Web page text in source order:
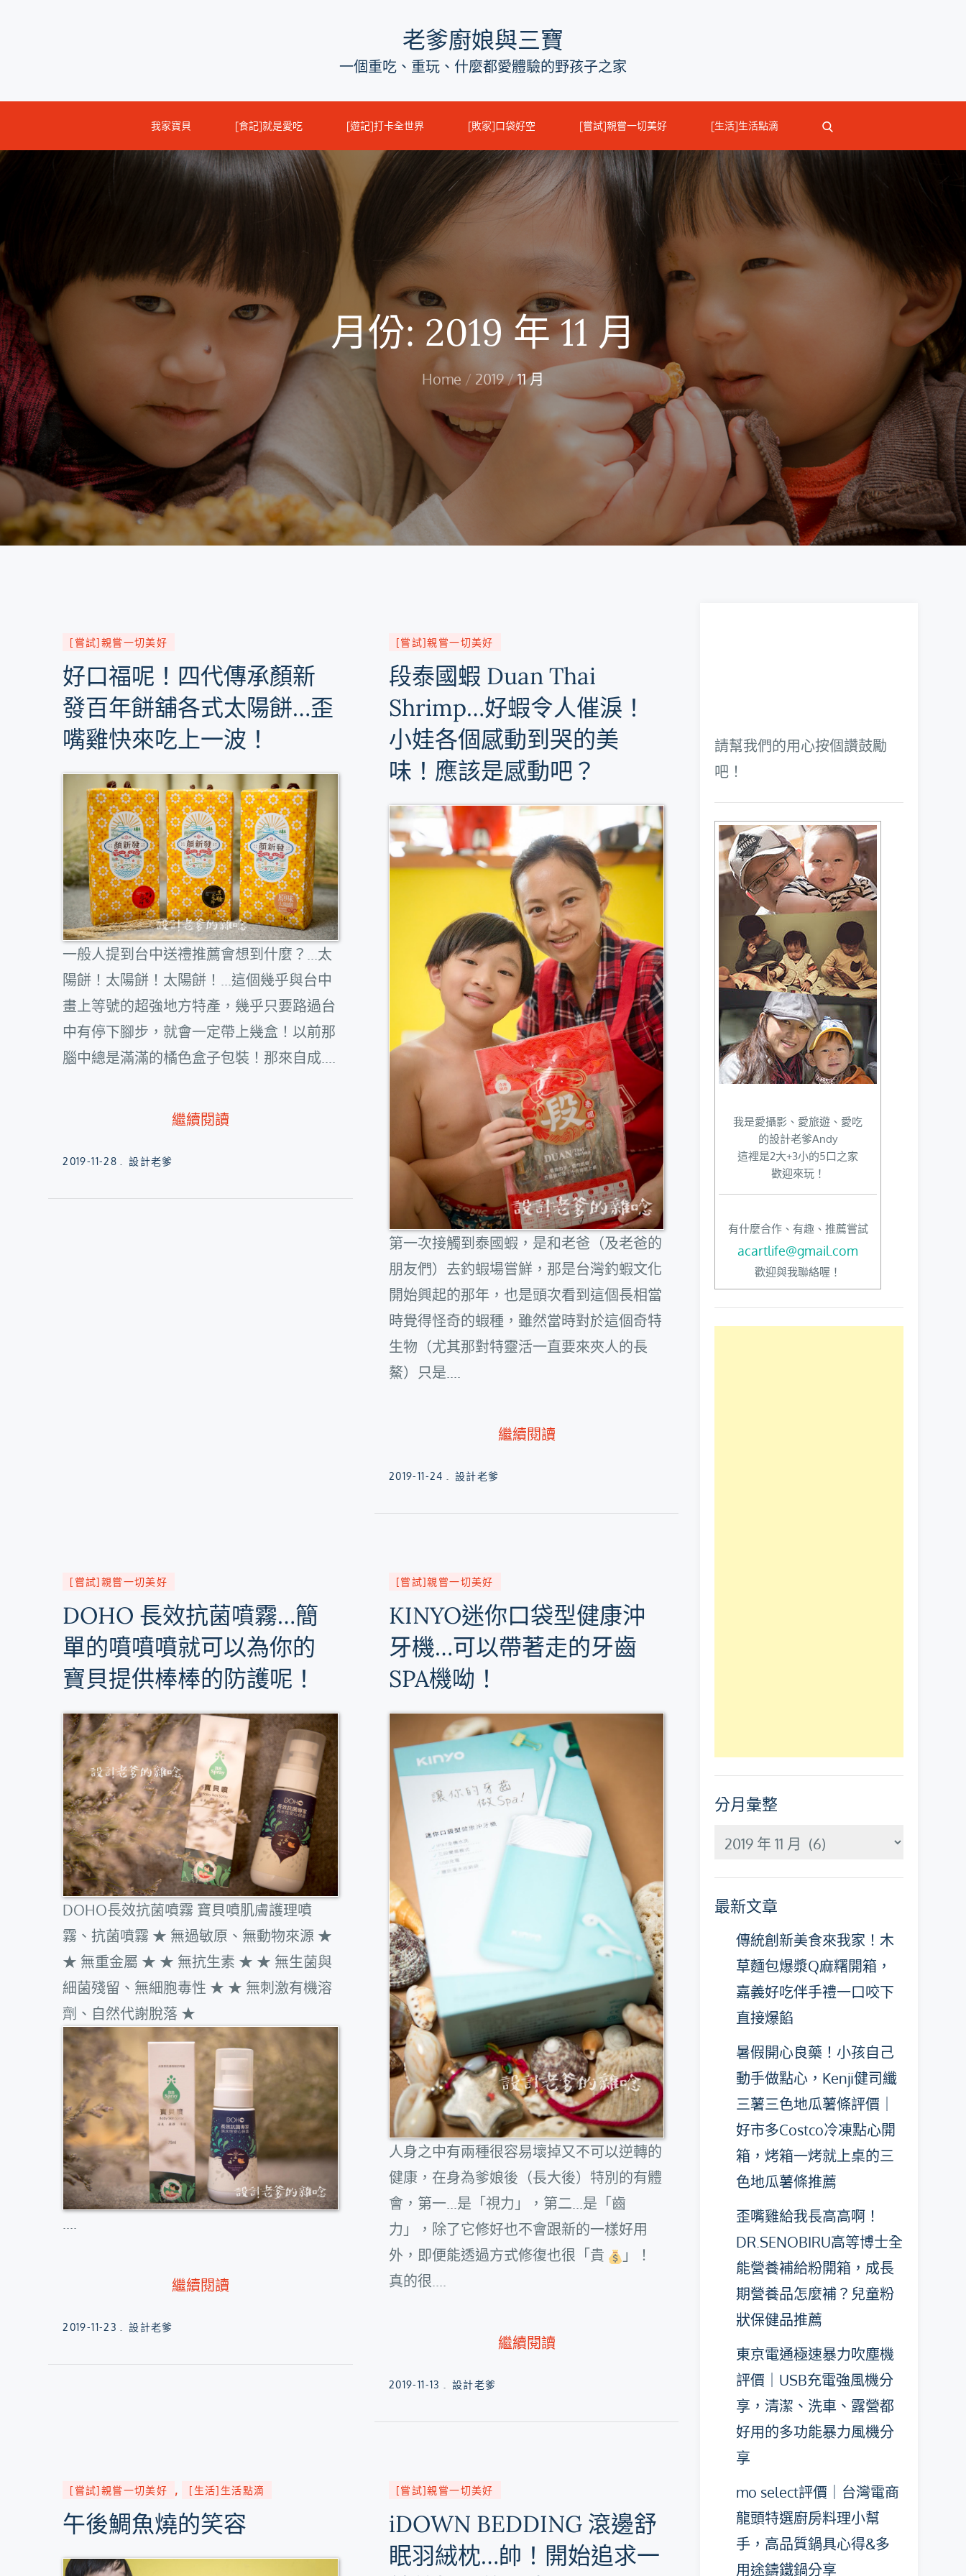
老爹廚娘與三寶
一個重吃、重玩、什麼都愛體驗的野孩子之家
我家寶貝 [食記]就是愛吃 [遊記]打卡全世界 [敗家]口袋好空 [嘗試]親嘗一切美好 [生活]生活點滴
月份: 2019 年 11 月
Home 2019 11 月
[嘗試]親嘗一切美好
好口福呢！四代傳承顏新
發百年餅舖各式太陽餅…歪
嘴雞快來吃上一波！
一般人提到台中送禮推薦會想到什麼？...太
陽餅！太陽餅！太陽餅！...這個幾乎與台中
畫上等號的超強地方特產，幾乎只要路過台
中有停下腳步，就會一定帶上幾盒！以前那
腦中總是滿滿的橘色盒子包裝！那來自成....
繼續閱讀
Posted
2019-11-28 設計老爹
[嘗試]親嘗一切美好
段泰國蝦 Duan Thai
Shrimp…好蝦令人催淚！
小娃各個感動到哭的美
味！應該是感動吧？
第一次接觸到泰國蝦，是和老爸（及老爸的
朋友們）去釣蝦場嘗鮮，那是台灣釣蝦文化
開始興起的那年，也是頭次看到這個長相當
時覺得怪奇的蝦種，雖然當時對於這個奇特
生物（尤其那對特靈活一直要來夾人的長
鰲）只是....
繼續閱讀
Posted
2019-11-24 設計老爹
[嘗試]親嘗一切美好
DOHO 長效抗菌噴霧…簡
單的噴噴噴就可以為你的
寶貝提供棒棒的防護呢！
DOHO長效抗菌噴霧 寶貝噴肌膚護理噴
霧、抗菌噴霧 ★ 無過敏原、無動物來源 ★
★ 無重金屬 ★ ★ 無抗生素 ★ ★ 無生菌與
細菌殘留、無細胞毒性 ★ ★ 無刺激有機溶
劑、自然代謝脫落 ★
....
繼續閱讀
Posted
2019-11-23 設計老爹
[嘗試]親嘗一切美好
KINYO迷你口袋型健康沖
牙機…可以帶著走的牙齒
SPA機呦！
人身之中有兩種很容易壞掉又不可以逆轉的
健康，在身為爹娘後（長大後）特別的有體
會，第一...是「視力」，第二...是「齒
力」，除了它修好也不會跟新的一樣好用
外，即便能透過方式修復也很「貴
」！
真的很....
繼續閱讀
Posted
2019-11-13 設計老爹
[嘗試]親嘗一切美好 [生活]生活點滴
午後鯛魚燒的笑容
[嘗試]親嘗一切美好
iDOWN BEDDING 滾邊舒
眠羽絨枕…帥！開始追求一
請幫我們的用心按個讚鼓勵
吧！
我是愛攝影、愛旅遊、愛吃
的設計老爹Andy
這裡是2大+3小的5口之家
歡迎來玩！
有什麼合作、有趣、推薦嘗試
acartlife@gmail.com
歡迎與我聯絡喔！
分月彙整
分
整
最新文章
傳統創新美食來我家！木
草麵包爆漿Q麻糬開箱，
嘉義好吃伴手禮一口咬下
直接爆餡
暑假開心良藥！小孩自己
動手做點心，Kenji健司纖
三薯三色地瓜薯條評價｜
好市多Costco冷凍點心開
箱，烤箱一烤就上桌的三
色地瓜薯條推薦
歪嘴雞給我長高高啊！
DR.SENOBIRU高等博士全
能營養補給粉開箱，成長
期營養品怎麼補？兒童粉
狀保健品推薦
東京電通極速暴力吹塵機
評價｜USB充電強風機分
享，清潔、洗車、露營都
好用的多功能暴力風機分
享
mo select評價｜台灣電商
龍頭特選廚房料理小幫
手，高品質鍋具心得&多
用途鑄鐵鍋分享